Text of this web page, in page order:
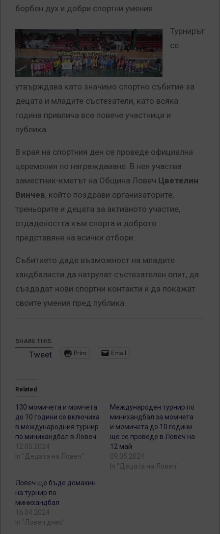
борбен дух и добри спортни умения.
Турнирът
се
утвърждава като значимо спортно събитие за
децата и младите състезатели, като всяка
година привлича все повече участници и
публика.
В края на спортния ден се проведе официална
церемония по награждаване. В нея участва
заместник-кметът на Община Ловеч Цветелин
Винчев, който поздрави организаторите,
треньорите и децата за активното участие,
отдадеността към спорта и доброто
представяне на всички отбори.
Събитието даде възможност на младите
хандбалисти да натрупат състезателен опит, да
създадат нови спортни контакти и да покажат
своите умения пред публика.
SHARE THIS:
Tweet Print Email
Related
130 момичета и момчета
до 10 години се включиха
в международния турнир
по минихандбал в Ловеч
12.05.2024
In "Децата на Ловеч"
Международен турнир по
минихандбал за момчета
и момичета до 10 години
ще се проведе в Ловеч на
12 май
09.05.2024
In "Децата на Ловеч"
Ловеч ще бъде домакин
на турнир по
минихандбал
16.04.2024
In "Ловеч днес"